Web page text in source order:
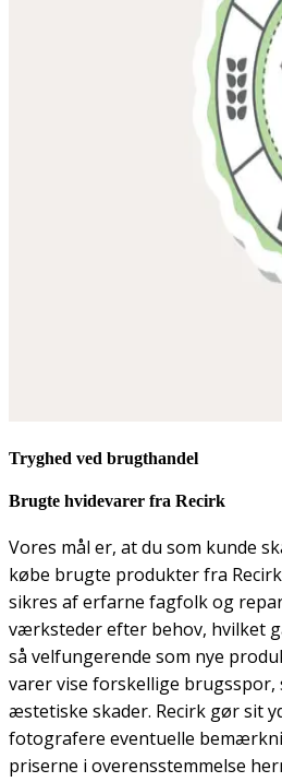
Tryghed ved brugthandel
Brugte hvidevarer fra Recirk
Vores mål er, at du som kunde
købe brugte produkter fra
sikres af erfarne fagfolk og
værksteder efter behov, hvilket
så velfungerende som nye
varer vise forskellige brugsspor,
æstetiske skader. Recirk gør sit
fotografere eventuelle
priserne i overensstemmelse